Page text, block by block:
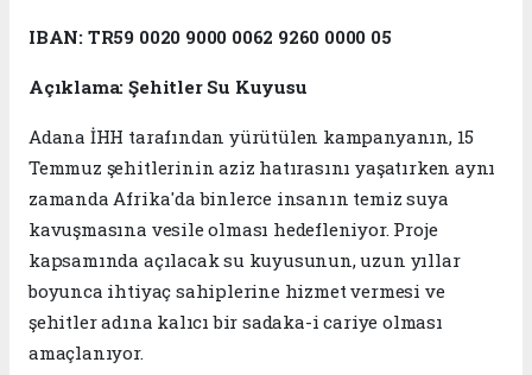
IBAN: TR59 0020 9000 0062 9260 0000 05
Açıklama: Şehitler Su Kuyusu
Adana İHH tarafından yürütülen kampanyanın, 15
Temmuz şehitlerinin aziz hatırasını yaşatırken aynı
zamanda Afrika'da binlerce insanın temiz suya
kavuşmasına vesile olması hedefleniyor. Proje
kapsamında açılacak su kuyusunun, uzun yıllar
boyunca ihtiyaç sahiplerine hizmet vermesi ve
şehitler adına kalıcı bir sadaka-i cariye olması
amaçlanıyor.